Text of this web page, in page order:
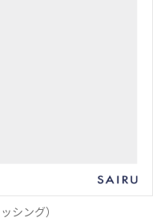
シング）